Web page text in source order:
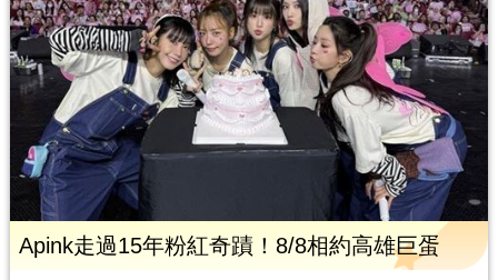
Apink走過15年粉紅奇蹟！8/8相約高雄巨蛋